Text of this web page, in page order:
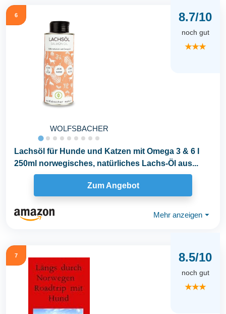
6
WOLFSBACHER
8.7/10
noch gut
★★★
Lachsöl für Hunde und Katzen mit Omega 3 & 6 I
250ml norwegisches, natürliches Lachs-Öl aus...
Zum Angebot
Mehr anzeigen ⏷
7 8.5/10
noch gut
★★★